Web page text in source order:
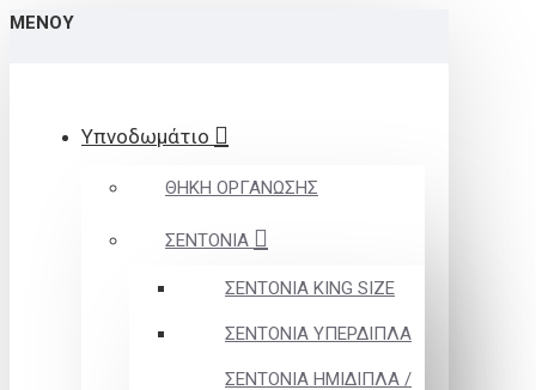
ΜΕΝΟΎ
Υπνοδωμάτιο
ΘΗΚΗ ΟΡΓΑΝΩΣΗΣ
ΣΕΝΤΟΝΙΑ
ΣΕΝΤΟΝΙΑ KING SIZE
ΣΕΝΤΟΝΙΑ ΥΠΕΡΔΙΠΛΑ
ΣΕΝΤΟΝΙΑ ΗΜΙΔΙΠΛΑ /